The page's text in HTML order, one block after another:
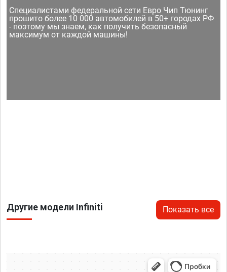
Специалистами федеральной сети Евро Чип Тюнинг
прошито более 10 000 автомобилей в 50+ городах РФ
- поэтому мы знаем, как получить безопасный
максимум от каждой машины!
Другие модели Infiniti Показать все